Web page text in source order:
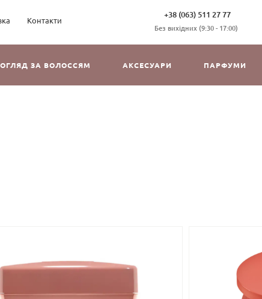
+38 (063) 511 27 77
Без вихідних (9:30 - 17:00)
Контакти
ЗА ВОЛОССЯМ АКСЕСУАРИ ПАРФУМИ